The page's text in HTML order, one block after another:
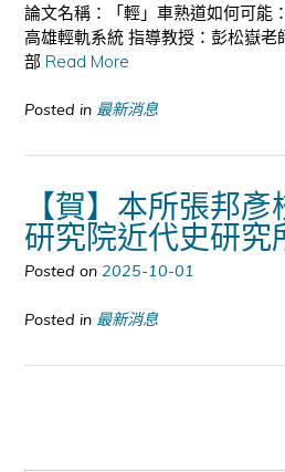
論文名稱：「輕」車熟道如何可能
高雄輕軌系統 指導教授：彭松嶽
部 Read More
Posted in 最新消息
【賀】本所張邦
研究院近代史研究
Posted on 2025-10-01
Posted in 最新消息